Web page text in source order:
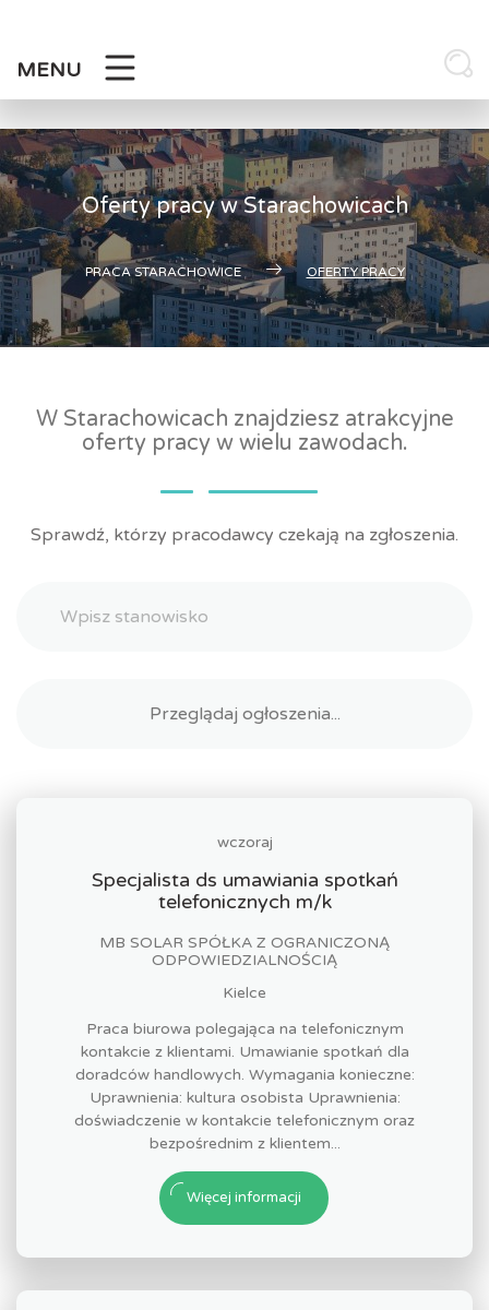
MENU
Oferty pracy w Starachowicach
PRACA STARACHOWICE OFERTY PRACY
W Starachowicach znajdziesz atrakcyjne
oferty pracy w wielu zawodach.
Sprawdź, którzy pracodawcy czekają na zgłoszenia.
wczoraj
Specjalista ds umawiania spotkań
telefonicznych m/k
MB SOLAR SPÓŁKA Z OGRANICZONĄ
ODPOWIEDZIALNOŚCIĄ
Kielce
Praca biurowa polegająca na telefonicznym
kontakcie z klientami. Umawianie spotkań dla
doradców handlowych. Wymagania konieczne:
Uprawnienia: kultura osobista Uprawnienia:
doświadczenie w kontakcie telefonicznym oraz
bezpośrednim z klientem...
Więcej informacji